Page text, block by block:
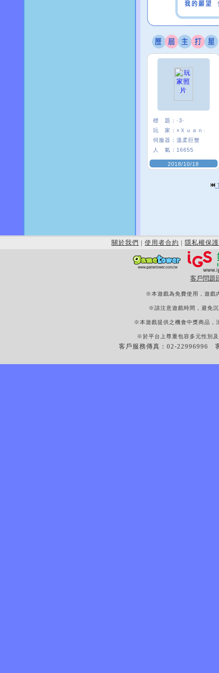
標 題： ·3·
玩 家： ×Ｘｕａｎ‧
伺服器： 溫柔巨蟹
人 氣： 16655
2018/10/18
關於我們 | 使用者合約 | 隱私權保護
客戶問題
※本遊戲為免費使用，遊戲
※請注意遊戲時間，避免
※本遊戲提供之機會中獎商品，
※於平台上尊重包容多元性別
客戶服務傳真：02-22996996